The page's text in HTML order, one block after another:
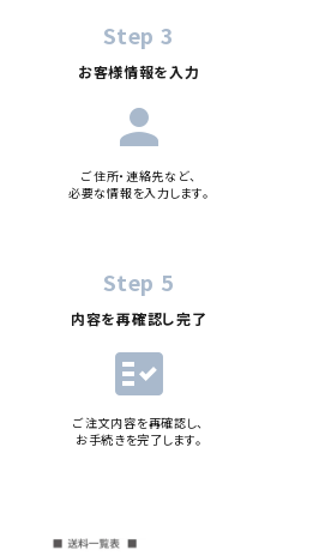
Step 3
お客様情報を入力
person
ご住所・連絡先など、
必要な情報を入力します。
Step 5
内容を再確認し完了
fact_check
ご注文内容を再確認し、
お手続きを完了します。